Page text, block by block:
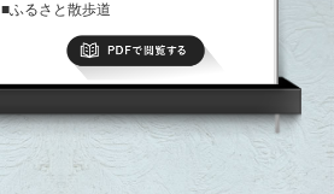
■ふるさと散歩道